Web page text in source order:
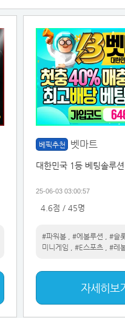
베픽추천 벳마트
대한민국 1등 베팅솔루션
25-06-03 03:00:57
4.6점 / 45명
#파워볼 #에볼루션
#슬
미니게임
#E스포츠 #레
자세히보